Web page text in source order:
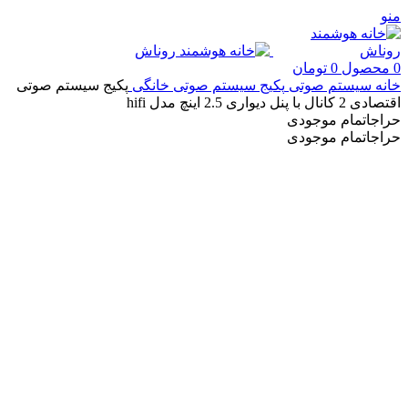
منو
0 محصول 0 تومان
خانه سیستم صوتی پکیج سیستم صوتی خانگی پکیج سیستم صوتی
اقتصادی 2 کانال با پنل دیواری 2.5 اینچ مدل hifi
حراجاتمام موجودی
حراجاتمام موجودی